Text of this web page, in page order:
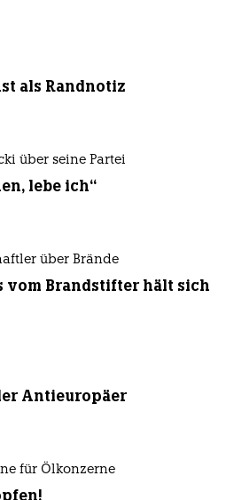
als Randnotiz
über seine Partei
lebe ich“
über Brände
vom Brandstifter hält sich
Antieuropäer
für Ölkonzerne